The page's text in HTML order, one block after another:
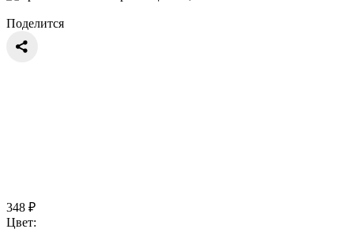
Поделится
348 ₽
Цвет: